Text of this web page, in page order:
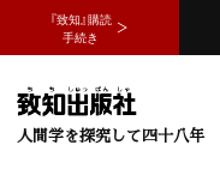
『致知』購読
手続き
人間学を探究して四十八年